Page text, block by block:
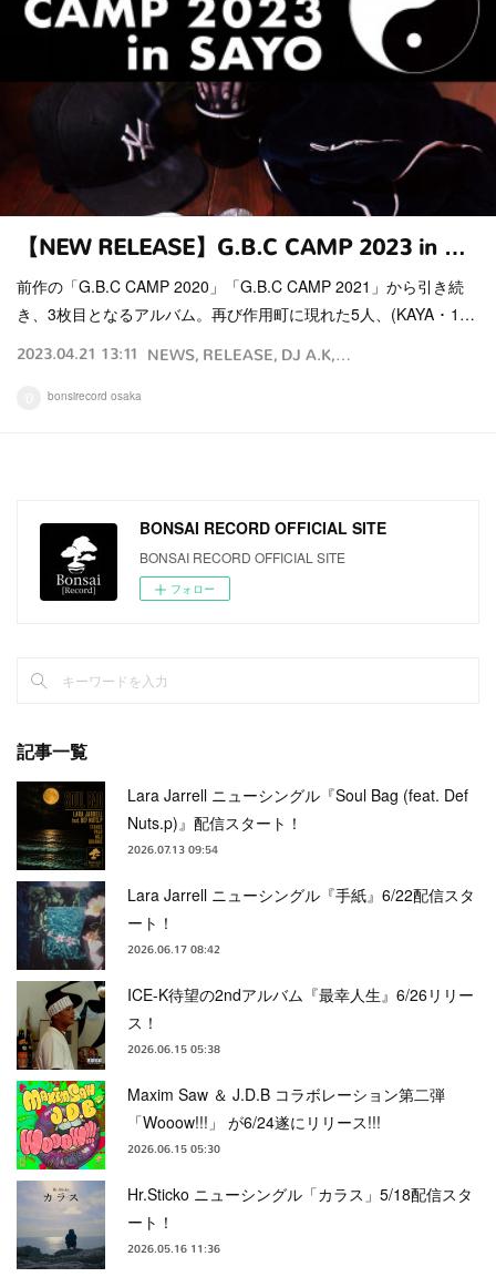
【NEW RELEASE】G.B.C CAMP 2023 in …
前作の「G.B.C CAMP 2020」「G.B.C CAMP 2021」から引き続
き、3枚目となるアルバム。再び作用町に現れた5人、(KAYA ･ 1…
2023.04.21 13:11 NEWS RELEASE DJ A.K BEAR.B
bonsirecord osaka
BONSAI RECORD OFFICIAL SITE
BONSAI RECORD OFFICIAL SITE
フォロー
記事一覧
Lara Jarrell ニューシングル『Soul Bag (feat. Def
Nuts.p)』配信スタート！
2026.07.13 09:54
Lara Jarrell ニューシングル『手紙』6/22配信スタ
ート！
2026.06.17 08:42
ICE-K待望の2ndアルバム『最幸人生』6/26リリー
ス！
2026.06.15 05:38
Maxim Saw ＆ J.D.B コラボレーション第二弾
「Wooow!!!」 が6/24遂にリリース!!!
2026.06.15 05:30
Hr.Sticko ニューシングル「カラス」5/18配信スタ
ート！
2026.05.16 11:36